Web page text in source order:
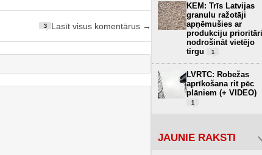
3 Lasīt visus komentārus →
KEM: Trīs Latvijas
granulu ražotāji
apņēmušies ar
produkciju prioritāri
nodrošināt vietējo
tirgu
1
LVRTC: Robežas
aprīkošana rit pēc
plāniem (+ VIDEO)
1
JAUNIE RAKSTI